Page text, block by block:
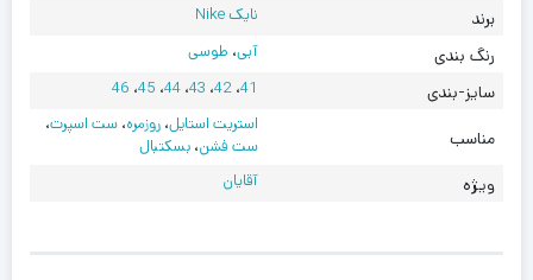
برند نایک Nike
رنگ بندی آبی، طوسی
سایز-بندی 41،42، 43،44، 45، 46
مناسب
استریت استایل،روزمره،ست اسپرت،
ست فشن،بسکتبال
ویژه آقایان